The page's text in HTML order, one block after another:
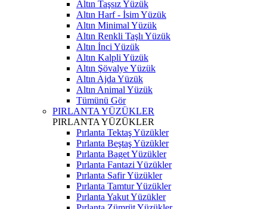
Altın Taşsız Yüzük
Altın Harf - İsim Yüzük
Altın Minimal Yüzük
Altın Renkli Taşlı Yüzük
Altın İnci Yüzük
Altın Kalpli Yüzük
Altın Şövalye Yüzük
Altın Ajda Yüzük
Altın Animal Yüzük
Tümünü Gör
PIRLANTA YÜZÜKLER
PIRLANTA YÜZÜKLER
Pırlanta Tektaş Yüzükler
Pırlanta Beştaş Yüzükler
Pırlanta Baget Yüzükler
Pırlanta Fantazi Yüzükler
Pırlanta Safir Yüzükler
Pırlanta Tamtur Yüzükler
Pırlanta Yakut Yüzükler